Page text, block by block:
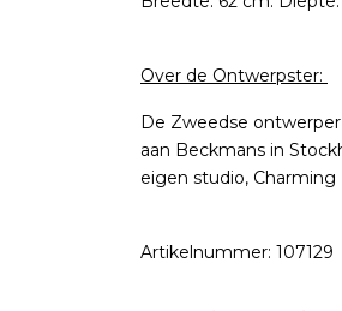
Over de Ontwerpster:
De Zweedse
aan Beckmans in
eigen studio,
Artikelnummer: 107129